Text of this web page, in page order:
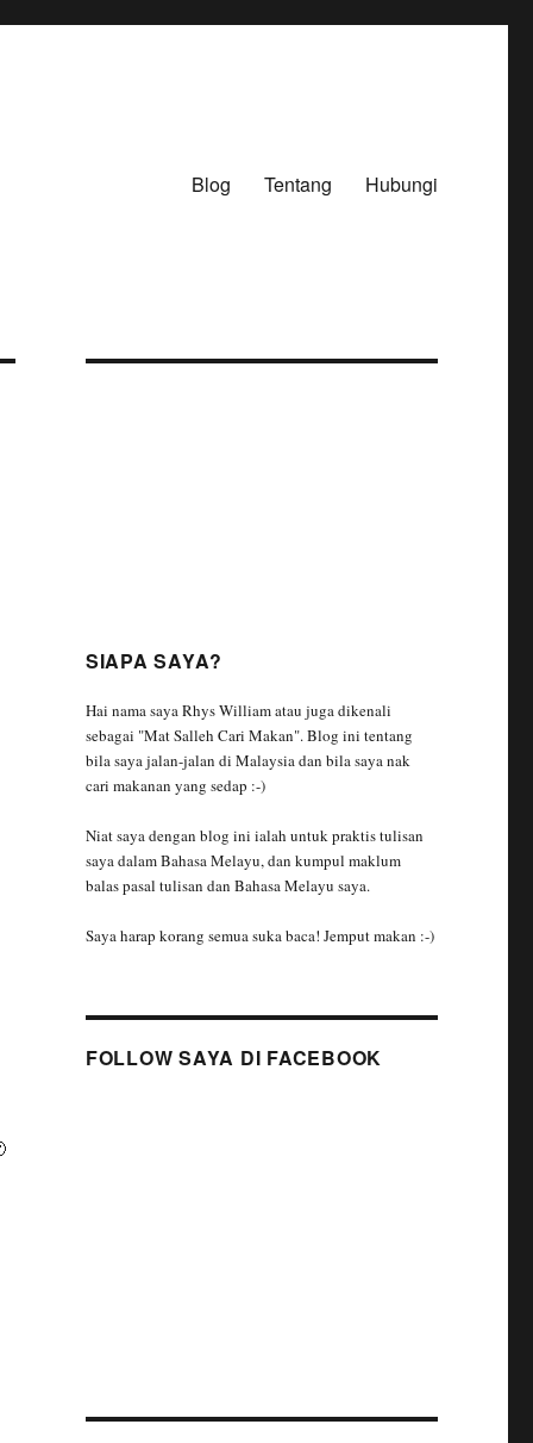
Blog Tentang Hubungi
SIAPA SAYA?
Hai nama saya Rhys William atau juga dikenali
sebagai "Mat Salleh Cari Makan". Blog ini tentang
bila saya jalan-jalan di Malaysia dan bila saya nak
cari makanan yang sedap :-)
Niat saya dengan blog ini ialah untuk praktis tulisan
saya dalam Bahasa Melayu, dan kumpul maklum
balas pasal tulisan dan Bahasa Melayu saya.
Saya harap korang semua suka baca! Jemput makan :-)
FOLLOW SAYA DI FACEBOOK